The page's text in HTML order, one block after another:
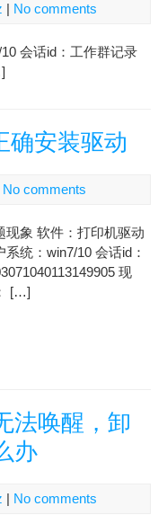
No comments
会话id：工作群记录
确安装驱动
No comments
现象 软件：打印机驱动
系统：win7/10 会话id：
现
[…]
法唤醒，卸
办
| No comments